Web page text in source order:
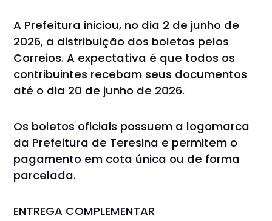
A Prefeitura iniciou, no dia 2 de junho de
2026, a distribuição dos boletos pelos
Correios. A expectativa é que todos os
contribuintes recebam seus documentos
até o dia 20 de junho de 2026.
Os boletos oficiais possuem a logomarca
da Prefeitura de Teresina e permitem o
pagamento em cota única ou de forma
parcelada.
ENTREGA COMPLEMENTAR